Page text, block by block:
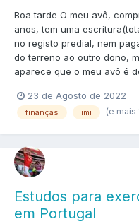
Boa tarde O meu avô,
anos, tem uma
no registo predial, nem
do terreno ao outro dono,
aparece que o meu avô é
23 de Agosto de 2022
finanças imi (e mais
Estudos para
em Portugal